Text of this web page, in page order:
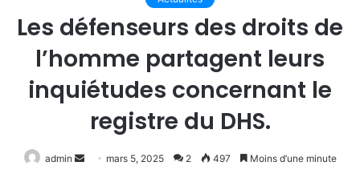
Les défenseurs des droits de
l’homme partagent leurs
inquiétudes concernant le
registre du DHS.
admin
Envoyermars 5, 2025 2 497 Moins d’une minute